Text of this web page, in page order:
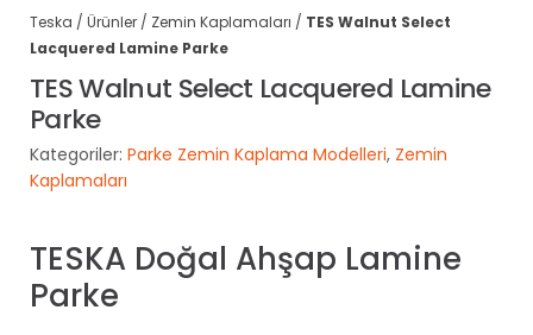
Teska / Ürünler / Zemin Kaplamaları / TES Walnut Select
Lacquered Lamine Parke
TES Walnut Select Lacquered Lamine
Parke
Kategoriler: Parke Zemin Kaplama Modelleri, Zemin
Kaplamaları
TESKA Doğal Ahşap Lamine
Parke